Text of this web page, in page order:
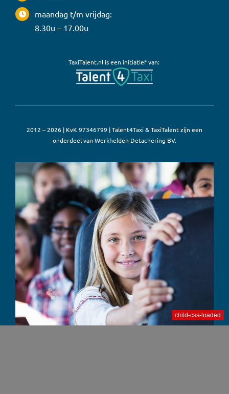
maandag t/m vrijdag:
8.30u – 17.00u
TaxiTalent.nl is een initiatief van:
2012 – 2026 | KvK 97346799 | Talent4Taxi & TaxiTalent zijn een
onderdeel van Werkhelden Detachering BV.